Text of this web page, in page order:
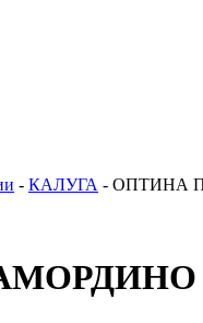
- КАЛУГА - ОПТИНА